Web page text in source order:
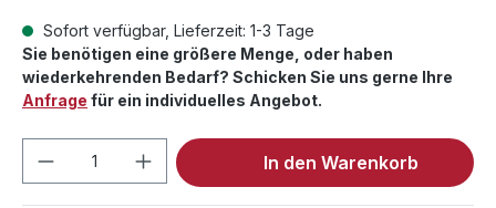
Sofort verfügbar, Lieferzeit: 1-3 Tage
Sie benötigen eine größere Menge, oder haben
wiederkehrenden Bedarf? Schicken Sie uns gerne Ihre
Anfrage für ein individuelles Angebot.
Produkt Anzahl: Gib denIn den Warenkorb